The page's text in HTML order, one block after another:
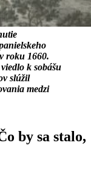
roku 1660.
k sobášu
slúžil
medzi
by sa stalo,